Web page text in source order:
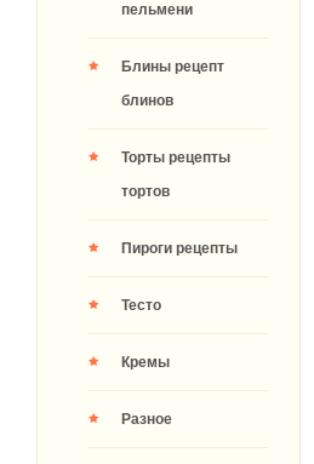
пельмени
Блины рецепт
блинов
Торты рецепты
тортов
Пироги рецепты
Тесто
Кремы
Разное